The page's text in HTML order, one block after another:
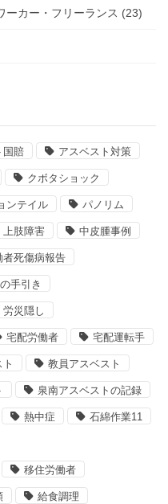
ーカー・フリーランス (23)
国賠 アスベスト対策
クボタショック
ンテイル パノリム
上肢障害 中皮腫事例
者死傷病報告
手引き
労災隠し
宅配労働者 宅配運転手
教員アスベスト
泉南アスベストの記録
熱中症 石綿作業11
移住労働者
給食調理